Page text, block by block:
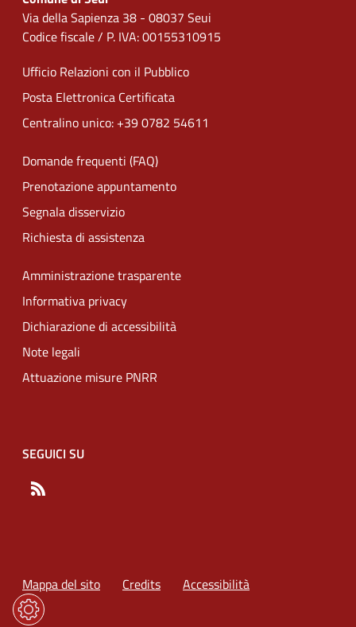
Via della Sapienza 38 - 08037 Seui
Codice fiscale / P. IVA: 00155310915
Ufficio Relazioni con il Pubblico
Posta Elettronica Certificata
Centralino unico: +39 0782 54611
Domande frequenti (FAQ)
Prenotazione appuntamento
Segnala disservizio
Richiesta di assistenza
Amministrazione trasparente
Informativa privacy
Dichiarazione di accessibilità
Note legali
Attuazione misure PNRR
SEGUICI SU
Mappa del sito Credits Accessibilità